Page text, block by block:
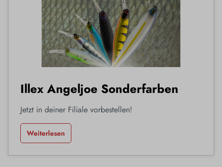
Illex Angeljoe Sonderfarben
Jetzt in deiner Filiale vorbestellen!
Weiterlesen